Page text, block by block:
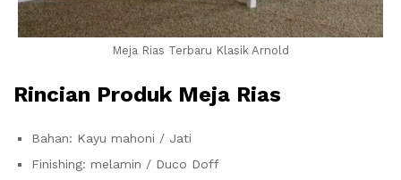
Meja Rias Terbaru Klasik Arnold
Rincian Produk Meja Rias
Bahan: Kayu mahoni / Jati
Finishing: melamin / Duco Doff